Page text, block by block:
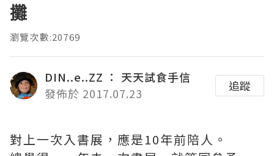
攤
瀏覽次數:20769
DIN..e..ZZ ： 天天試食手信
發佈於 2017.07.23
追蹤
對上一次入書展，應是10年前陪人。